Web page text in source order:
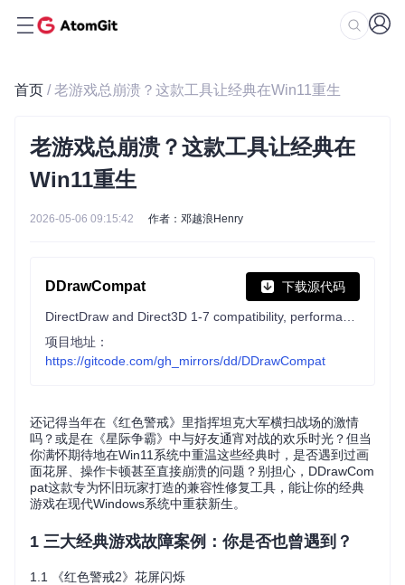
首页 / 老游戏总崩溃？这款工具让经典在Win11重生
老游戏总崩溃？这款工具让经典在
Win11重生
2026-05-06 09:15:42 作者：邓越浪Henry
DDrawCompat 下载源代码
项目地址：
https://gitcode.com/gh_mirrors/dd/DDrawCompat
还记得当年在《红色警戒》里指挥坦克大军横扫战场的激情
吗？或是在《星际争霸》中与好友通宵对战的欢乐时光？但当
你满怀期待地在Win11系统中重温这些经典时，是否遇到过画
面花屏、操作卡顿甚至直接崩溃的问题？别担心，DDrawCom
pat这款专为怀旧玩家打造的兼容性修复工具，能让你的经典
游戏在现代Windows系统中重获新生。
1 三大经典游戏故障案例：你是否也曾遇到？
1.1 《红色警戒2》花屏闪烁